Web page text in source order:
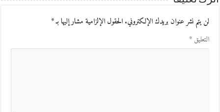
لن يتم نشر عنوان بريدك الإلكتروني.الحقول الإلزامية مشار إليها بـ*
التعليق*